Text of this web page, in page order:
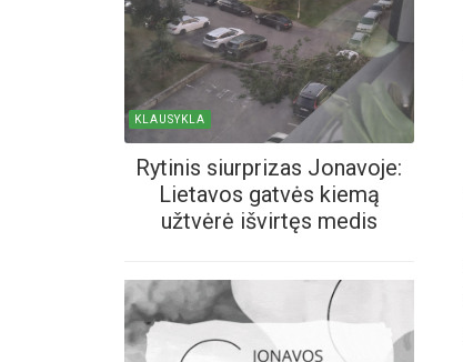
KLAUSYKLA
Rytinis siurprizas Jonavoje:
Lietavos gatvės kiemą
užtvėrė išvirtęs medis